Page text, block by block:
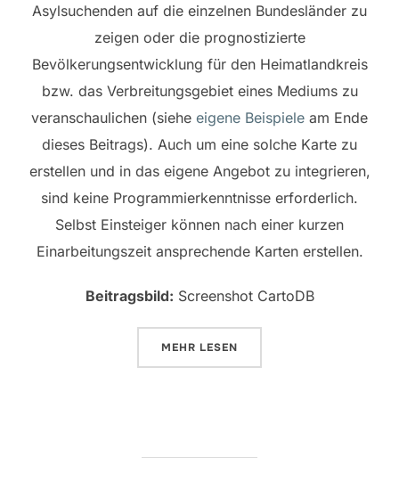
Asylsuchenden auf die einzelnen Bundesländer zu
zeigen oder die prognostizierte
Bevölkerungsentwicklung für den Heimatlandkreis
bzw. das Verbreitungsgebiet eines Mediums zu
veranschaulichen (siehe eigene Beispiele am Ende
dieses Beitrags). Auch um eine solche Karte zu
erstellen und in das eigene Angebot zu integrieren,
sind keine Programmierkenntnisse erforderlich.
Selbst Einsteiger können nach einer kurzen
Einarbeitungszeit ansprechende Karten erstellen.
Beitragsbild: Screenshot CartoDB
MEHR ÜBER „DATEN AUF KARTEN
LESEN